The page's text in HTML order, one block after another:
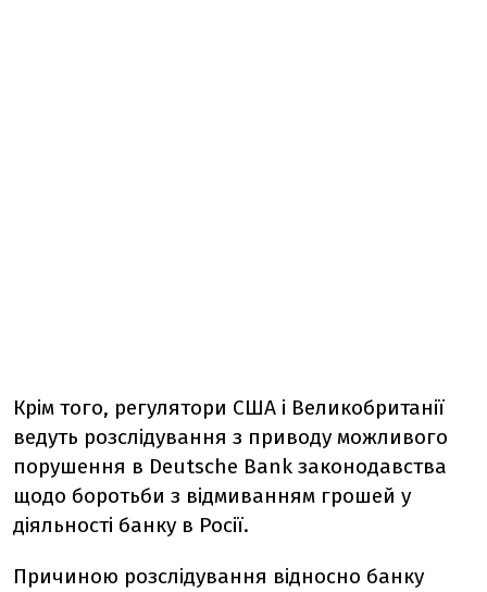
Крім того, регулятори США і Великобританії
ведуть розслідування з приводу можливого
порушення в Deutsche Bank законодавства
щодо боротьби з відмиванням грошей у
діяльності банку в Росії.
Причиною розслідування відносно банку